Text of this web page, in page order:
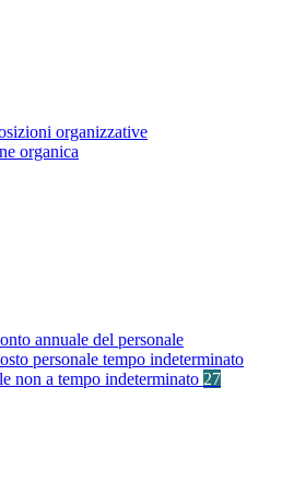
organizzative
organica
annuale del personale
personale tempo indeterminato
non a tempo indeterminato 27